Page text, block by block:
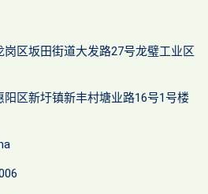
岗区坂田街道大发路27号龙璧工业区
阳区新圩镇新丰村塘业路16号1号楼